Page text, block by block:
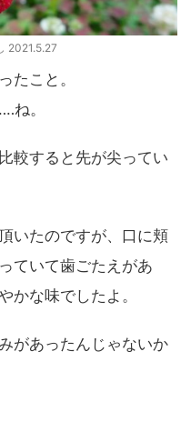
2021.5.27
たこと。
ね。
較すると先が尖ってい
いたのですが、口に頬
ていて歯ごたえがあ
かな味でしたよ。
があったんじゃないか